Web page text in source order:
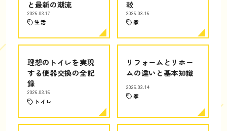
と最新の潮流
2026.03.17
生活
較
2026.03.16
家
理想のトイレを実現
する便器交換の全記
録
2026.03.16
トイレ
リフォームとリホー
ムの違いと基本知識
2026.03.14
家